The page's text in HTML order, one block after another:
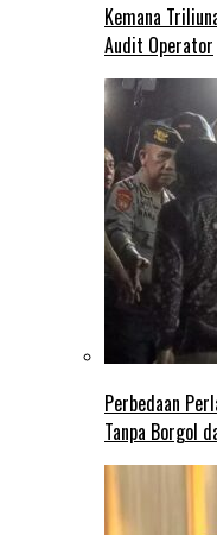
Kemana
Audit Operator
Perbedaan
Tanpa Borgol